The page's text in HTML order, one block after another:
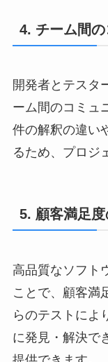
4. チーム間
開発者とテスタ
ーム間のコミュ
件の解釈の違い
るため、プロジ
5. 顧客満足
高品質なソフト
ことで、顧客満
らのテストによ
に発見・解決で